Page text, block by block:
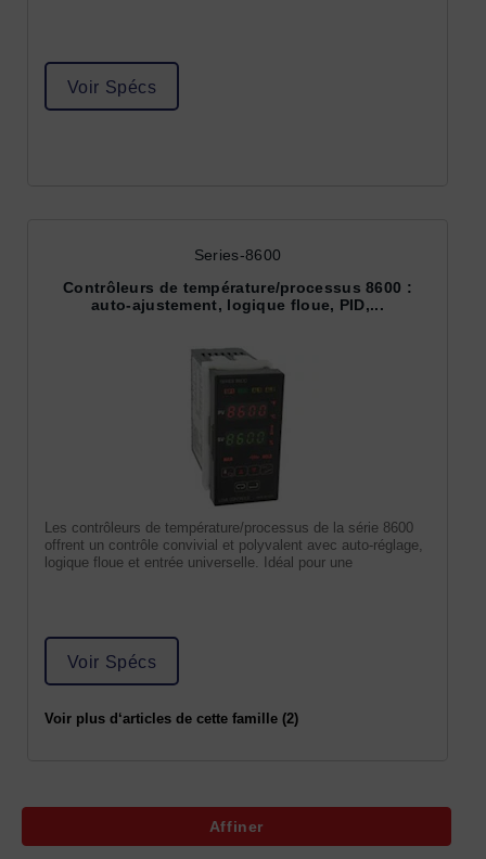
Voir Spécs
Series-8600
Contrôleurs de température/processus 8600 :
auto-ajustement, logique floue, PID,...
Les contrôleurs de température/processus de la série 8600
offrent un contrôle convivial et polyvalent avec auto-réglage,
logique floue et entrée universelle. Idéal pour une
Voir Spécs
Voir plus d‘articles de cette famille (2)
Affiner